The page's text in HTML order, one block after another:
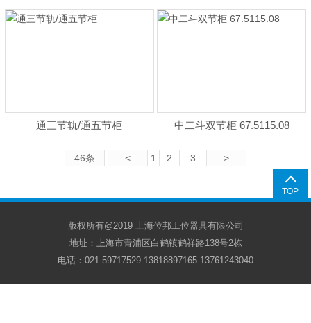
通三节轨/通五节柜 中二斗双节柜 67.5115.08
46条 < 1 2 3 >
TOP
版权所有@2019 上海位邦工位器具有限公司
地址：上海市青浦区白鹤镇鹤祥路138号2栋
电话：021-59717529 13818897165 13761243040